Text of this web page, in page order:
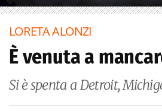
LORETA ALONZI
È venuta a
Si è spenta a Detroit,